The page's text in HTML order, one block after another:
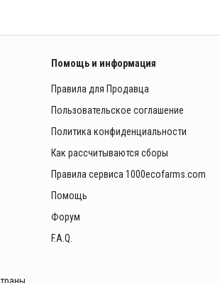
Помощь и информация
Правила для Продавца
Пользовательское соглашение
Политика конфиденциальности
Как рассчитываются сборы
Правила сервиса 1000ecofarms.com
Помощь
Форум
F.A.Q.